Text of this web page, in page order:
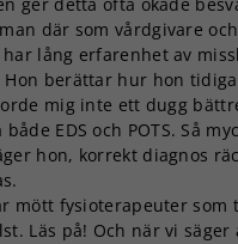
ger detta ofta ökade
där som vårdgivare
har lång erfarenhet av
Hon berättar hur hon
mig inte ett dugg
både EDS och POTS. Så
hon, korrekt diagnos
mött fysioterapeuter
Läs på! Och när vi